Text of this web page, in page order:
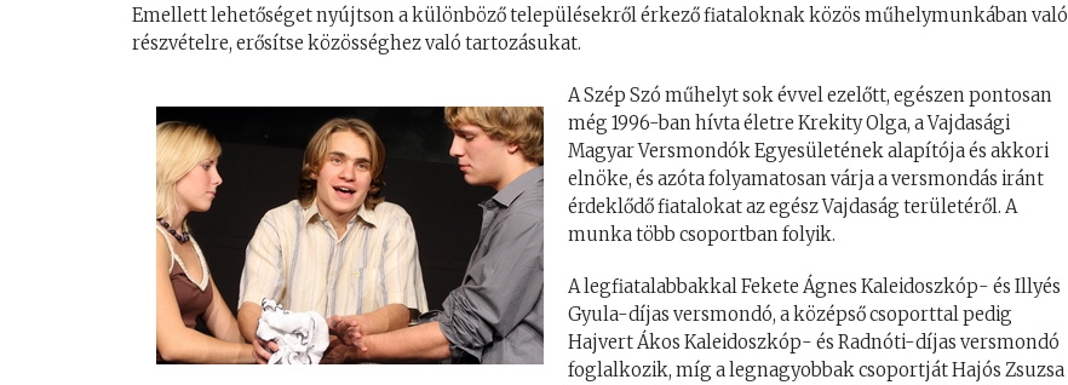
Emellett lehetőséget nyújtson a különböző településekről érkező fiataloknak közös műhelymunkában való
részvételre, erősítse közösséghez való tartozásukat.
A Szép Szó műhelyt sok évvel ezelőtt, egészen pontosan
még 1996-ban hívta életre Krekity Olga, a Vajdasági
Magyar Versmondók Egyesületének alapítója és akkori
elnöke, és azóta folyamatosan várja a versmondás iránt
érdeklődő fiatalokat az egész Vajdaság területéről. A
munka több csoportban folyik.
A legfiatalabbakkal Fekete Ágnes Kaleidoszkóp- és Illyés
Gyula-díjas versmondó, a középső csoporttal pedig
Hajvert Ákos Kaleidoszkóp- és Radnóti-díjas versmondó
foglalkozik, míg a legnagyobbak csoportját Hajós Zsuzsa